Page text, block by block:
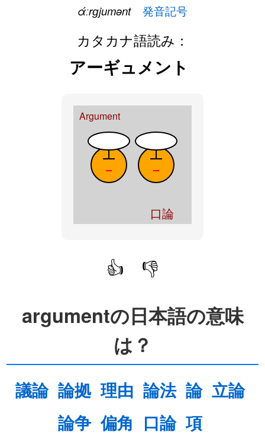
άːrɡjumənt 発音記号
カタカナ語読み：
アーギュメント
口論
Argument
👍 👎
argumentの日本語の意味
は？
議論 論拠 理由 論法 論 立論
論争 偏角 口論 項